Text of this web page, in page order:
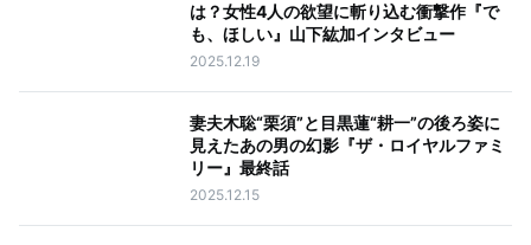
は？女性4人の欲望に斬り込む衝撃作『で
も、ほしい』山下紘加インタビュー
2025.12.19
妻夫木聡“栗須”と目黒蓮“耕一”の後ろ姿に
見えたあの男の幻影『ザ・ロイヤルファミ
リー』最終話
2025.12.15